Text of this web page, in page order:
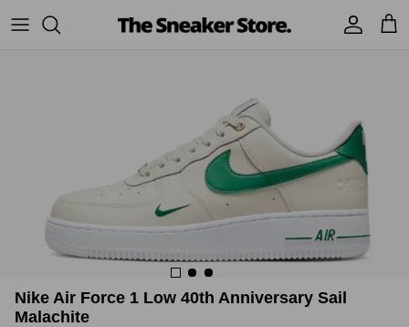
UGG
Yeezy
Jordans
BAPE - A Bathing Ape
TSS Collection
Accessories Sneaker boks
Nike Air Force 1 Low 40th Anniversary Sail
Malachite